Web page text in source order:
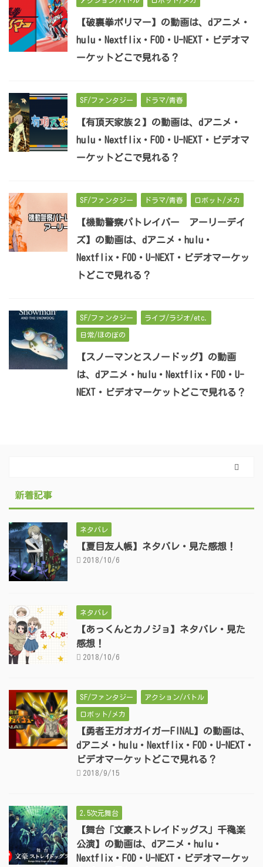
【破裏拳ポリマー】の動画は、dアニメ・
hulu・Nextflix・FOD・U-NEXT・ビデオマ
ーケットどこで見れる？
SF/ファンタジー ドラマ/青春
【有頂天家族２】の動画は、dアニメ・
hulu・Nextflix・FOD・U-NEXT・ビデオマ
ーケットどこで見れる？
SF/ファンタジー ドラマ/青春 ロボット/メカ
【機動警察パトレイバー アーリーデイ
ズ】の動画は、dアニメ・hulu・
Nextflix・FOD・U-NEXT・ビデオマーケッ
トどこで見れる？
SF/ファンタジー ライブ/ラジオ/etc.
日常/ほのぼの
【スノーマンとスノードッグ】の動画
は、dアニメ・hulu・Nextflix・FOD・U-
NEXT・ビデオマーケットどこで見れる？
新着記事
ネタバレ
【夏目友人帳】ネタバレ・見た感想！
2018/10/6
ネタバレ
【あっくんとカノジョ】ネタバレ・見た
感想！
2018/10/6
SF/ファンタジー アクション/バトル
ロボット/メカ
【勇者王ガオガイガーFINAL】の動画は、
dアニメ・hulu・Nextflix・FOD・U-NEXT・
ビデオマーケットどこで見れる？
2018/9/15
2.5次元舞台
【舞台「文豪ストレイドッグス」千穐楽
公演】の動画は、dアニメ・hulu・
Nextflix・FOD・U-NEXT・ビデオマーケッ